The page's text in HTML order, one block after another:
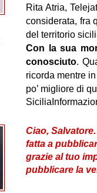
Rita Atria,
considerata, fra
del territorio
Con la sua
conosciuto.
ricorda mentre
po’ migliore di
Ciao,
fatta a
grazie al tuo
pubblicare la